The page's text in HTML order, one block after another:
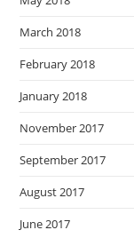
March 2018
February 2018
January 2018
November 2017
September 2017
August 2017
June 2017